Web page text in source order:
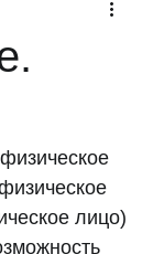
лицо)